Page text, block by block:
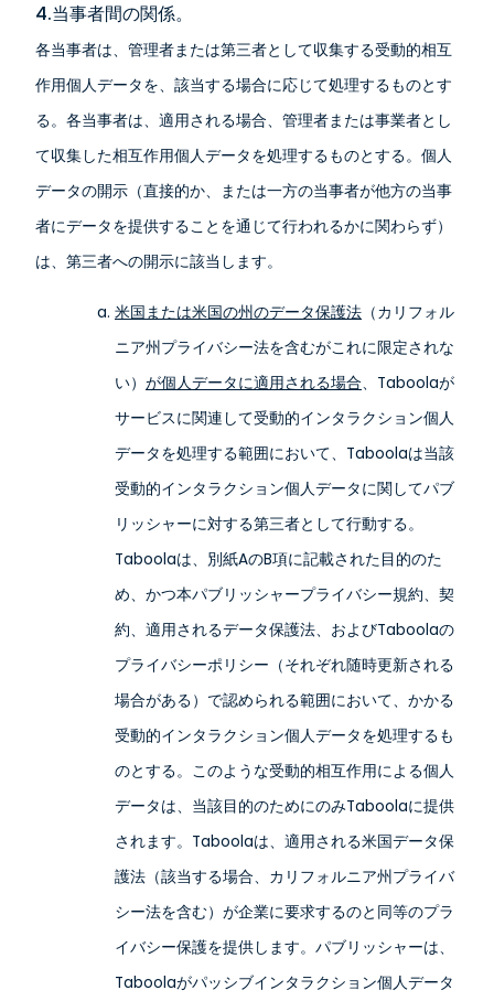
4.当事者間の関係。
各当事者は、管理者または第三者として収集する受動的相互
作用個人データを、該当する場合に応じて処理するものとす
る。各当事者は、適用される場合、管理者または事業者とし
て収集した相互作用個人データを処理するものとする。個人
データの開示（直接的か、または一方の当事者が他方の当事
者にデータを提供することを通じて行われるかに関わらず）
は、第三者への開示に該当します。
米国または米国の州のデータ保護法 （カリフォル
ニア州プライバシー法を含むがこれに限定されな
い） が個人データに適用される場合、Taboolaが
サービスに関連して受動的インタラクション個人
データを処理する範囲において、Taboolaは当該
受動的インタラクション個人データに関してパブ
リッシャーに対する第三者として行動する。
Taboolaは、別紙AのB項に記載された目的のた
め、かつ本パブリッシャープライバシー規約、契
約、適用されるデータ保護法、およびTaboolaの
プライバシーポリシー（それぞれ随時更新される
場合がある）で認められる範囲において、かかる
受動的インタラクション個人データを処理するも
のとする。このような受動的相互作用による個人
データは、当該目的のためにのみTaboolaに提供
されます。Taboolaは、適用される米国データ保
護法（該当する場合、カリフォルニア州プライバ
シー法を含む）が企業に要求するのと同等のプラ
イバシー保護を提供します。パブリッシャーは、
Taboolaがパッシブインタラクション個人データ